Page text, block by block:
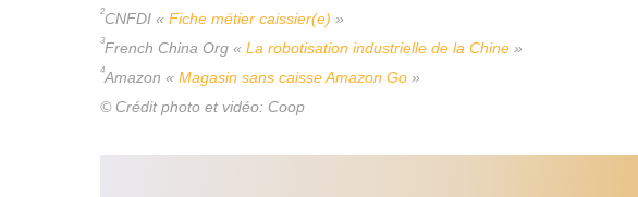
2CNFDI « Fiche métier caissier(e) »
3French China Org « La robotisation industrielle de la Chine »
4Amazon « Magasin sans caisse Amazon Go »
© Crédit photo et vidéo: Coop